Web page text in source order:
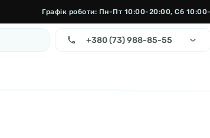
Графік роботи: Пн-Пт 10:00-20:00, Сб
+380 (73) 988-85-55